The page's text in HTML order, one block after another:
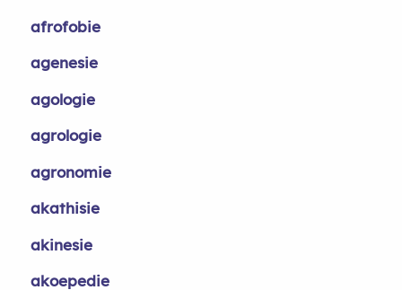
afrofobie
agenesie
agologie
agrologie
agronomie
akathisie
akinesie
akoepedie